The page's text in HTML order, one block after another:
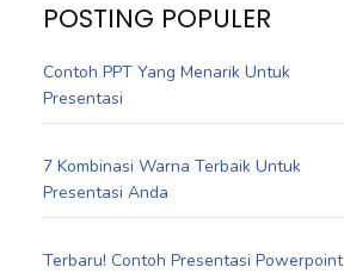
POSTING POPULER
Contoh PPT Yang Menarik Untuk
Presentasi
7 Kombinasi Warna Terbaik Untuk
Presentasi Anda
Terbaru! Contoh Presentasi Powerpoint